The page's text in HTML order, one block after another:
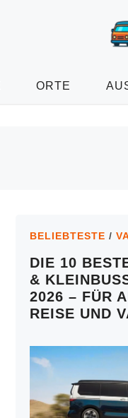
ORTE
BELIEBTESTE /
DIE 10
&
2026 – FÜR
REISE UND